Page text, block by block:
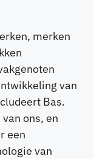
merken
van
Bas.
ons, en
een
van